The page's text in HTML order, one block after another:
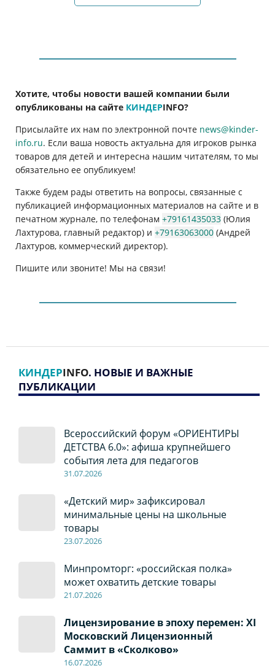
Хотите, чтобы новости вашей компании были
опубликованы на сайте КИНДЕРINFO?
Присылайте их нам по электронной почте news@kinder-
info.ru. Если ваша новость актуальна для игроков рынка
товаров для детей и интересна нашим читателям, то мы
обязательно ее опубликуем!
Также будем рады ответить на вопросы, связанные с
публикацией информационных материалов на сайте и в
печатном журнале, по телефонам +79161435033 (Юлия
Лахтурова, главный редактор) и +79163063000 (Андрей
Лахтуров, коммерческий директор).
Пишите или звоните! Мы на связи!
КИНДЕРINFO. НОВЫЕ И ВАЖНЫЕ
ПУБЛИКАЦИИ
Всероссийский форум «ОРИЕНТИРЫ
ДЕТСТВА 6.0»: афиша крупнейшего
события лета для педагогов
31.07.2026
«Детский мир» зафиксировал
минимальные цены на школьные
товары
23.07.2026
Минпромторг: «российская полка»
может охватить детские товары
21.07.2026
Лицензирование в эпоху перемен: XI
Московский Лицензионный
Саммит в «Сколково»
16.07.2026